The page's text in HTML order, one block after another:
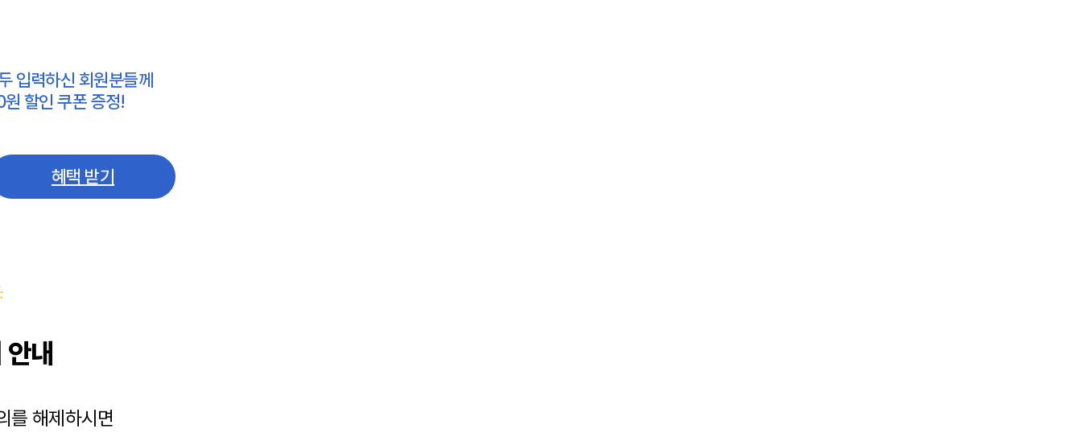
입력하신 회원분들께
할인 쿠폰 증정!
혜택 받기
내
를 해제하시면